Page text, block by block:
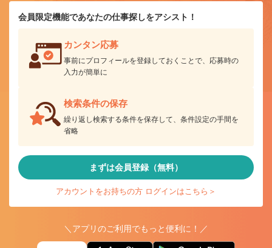
会員限定機能であなたの仕事探しをアシスト！
カンタン応募
事前にプロフィールを登録しておくことで、応募時の
入力が簡単に
検索条件の保存
繰り返し検索する条件を保存して、条件設定の手間を
省略
まずは会員登録（無料）
アカウントをお持ちの方 ログインはこちら＞
＼アプリのご利用でもっと便利に！／